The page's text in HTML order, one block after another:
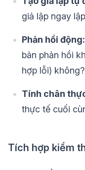
giả lập ngay
Phản hồi động:
bản phản hồi
hợp lỗi) không?
Tính chân
thực tế cuối
Tích hợp kiểm